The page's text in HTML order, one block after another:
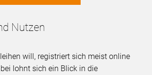
Nutzen
will, registriert sich meist online
lohnt sich ein Blick in die